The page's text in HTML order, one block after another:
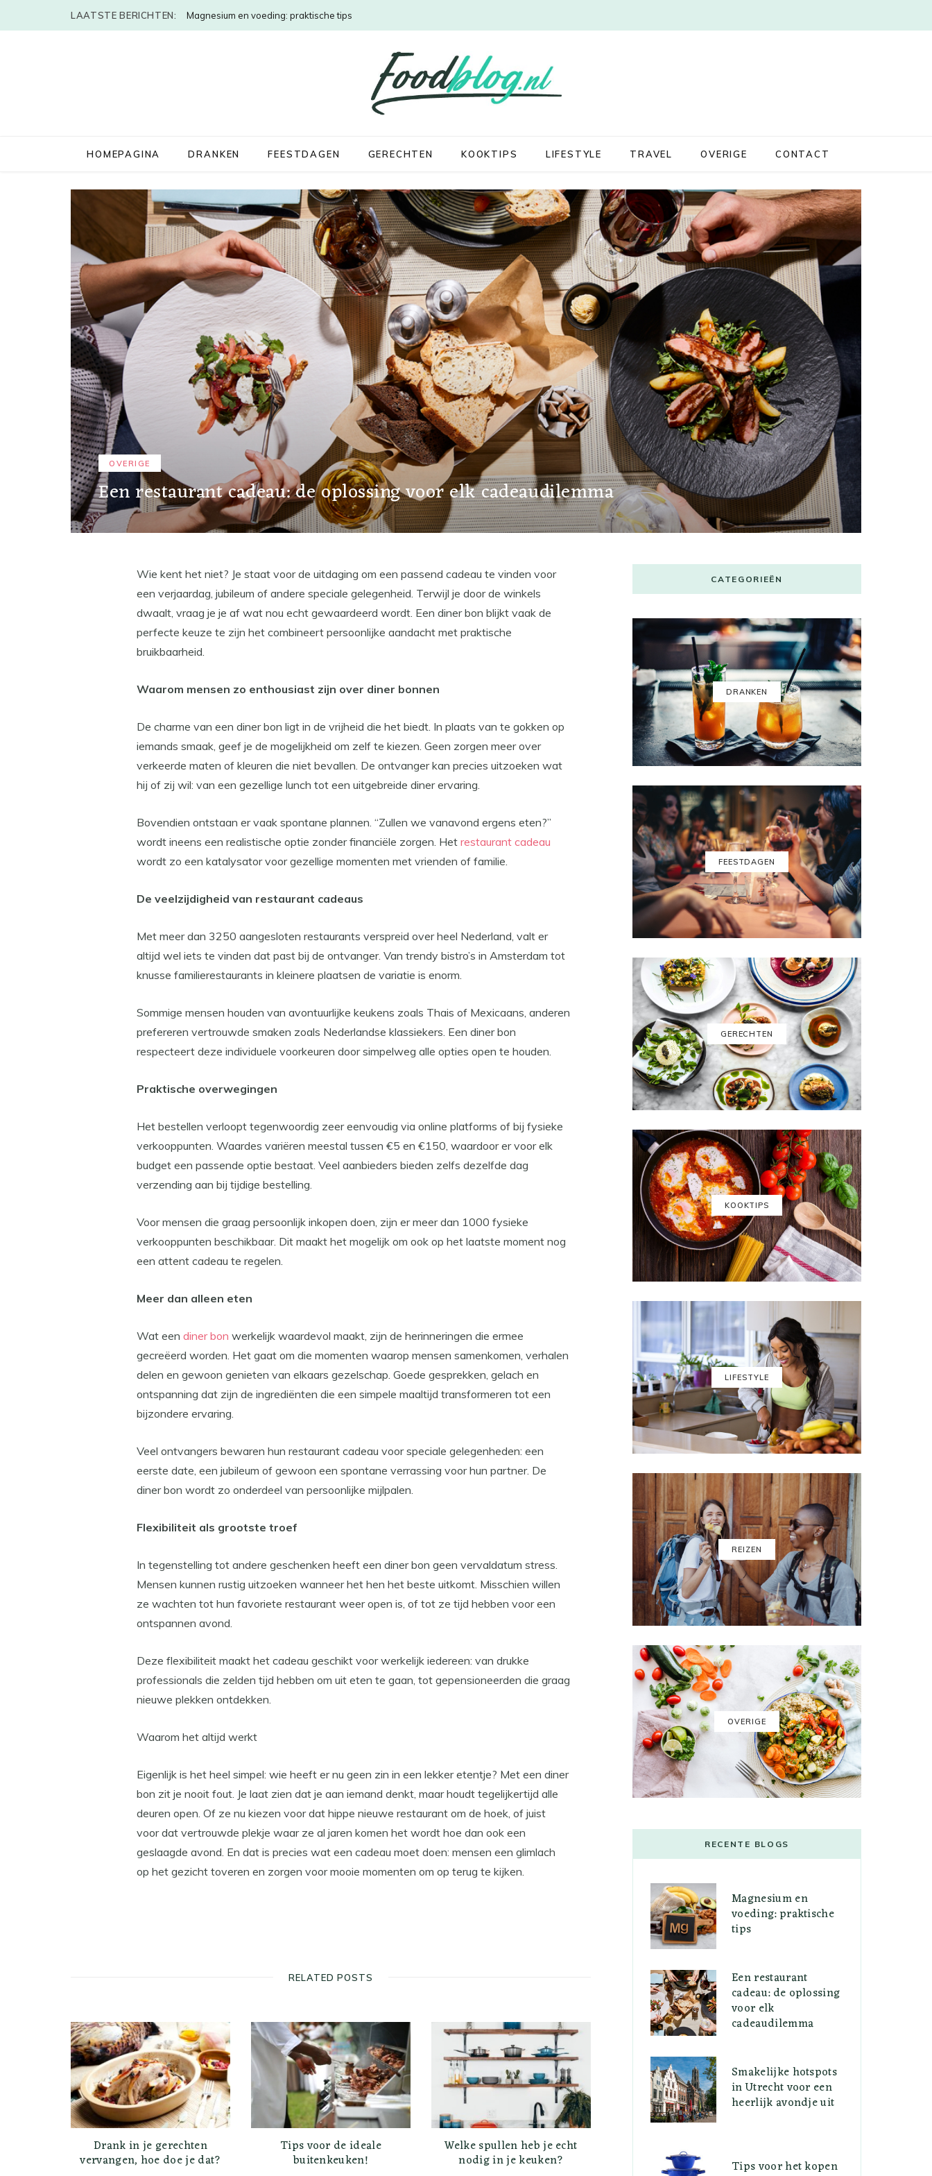
LAATSTE BERICHTEN: Magnesium en voeding: praktische tips
HOMEPAGINA DRANKEN FEESTDAGEN GERECHTEN KOOKTIPS LIFESTYLE TRAVEL OVERIGE CONTACT
OVERIGE
Een restaurant cadeau: de oplossing voor elk cadeaudilemma
Wie kent het niet? Je staat voor de uitdaging om een passend cadeau te vinden voor
een verjaardag, jubileum of andere speciale gelegenheid. Terwijl je door de winkels
dwaalt, vraag je je af wat nou echt gewaardeerd wordt. Een diner bon blijkt vaak de
perfecte keuze te zijn het combineert persoonlijke aandacht met praktische
bruikbaarheid.
Waarom mensen zo enthousiast zijn over diner bonnen
De charme van een diner bon ligt in de vrijheid die het biedt. In plaats van te gokken op
iemands smaak, geef je de mogelijkheid om zelf te kiezen. Geen zorgen meer over
verkeerde maten of kleuren die niet bevallen. De ontvanger kan precies uitzoeken wat
hij of zij wil: van een gezellige lunch tot een uitgebreide diner ervaring.
Bovendien ontstaan er vaak spontane plannen. “Zullen we vanavond ergens eten?”
wordt ineens een realistische optie zonder financiële zorgen. Het restaurant cadeau
wordt zo een katalysator voor gezellige momenten met vrienden of familie.
De veelzijdigheid van restaurant cadeaus
Met meer dan 3250 aangesloten restaurants verspreid over heel Nederland, valt er
altijd wel iets te vinden dat past bij de ontvanger. Van trendy bistro’s in Amsterdam tot
knusse familierestaurants in kleinere plaatsen de variatie is enorm.
Sommige mensen houden van avontuurlijke keukens zoals Thais of Mexicaans, anderen
prefereren vertrouwde smaken zoals Nederlandse klassiekers. Een diner bon
respecteert deze individuele voorkeuren door simpelweg alle opties open te houden.
Praktische overwegingen
Het bestellen verloopt tegenwoordig zeer eenvoudig via online platforms of bij fysieke
verkooppunten. Waardes variëren meestal tussen €5 en €150, waardoor er voor elk
budget een passende optie bestaat. Veel aanbieders bieden zelfs dezelfde dag
verzending aan bij tijdige bestelling.
Voor mensen die graag persoonlijk inkopen doen, zijn er meer dan 1000 fysieke
verkooppunten beschikbaar. Dit maakt het mogelijk om ook op het laatste moment nog
een attent cadeau te regelen.
Meer dan alleen eten
Wat een diner bon werkelijk waardevol maakt, zijn de herinneringen die ermee
gecreëerd worden. Het gaat om die momenten waarop mensen samenkomen, verhalen
delen en gewoon genieten van elkaars gezelschap. Goede gesprekken, gelach en
ontspanning dat zijn de ingrediënten die een simpele maaltijd transformeren tot een
bijzondere ervaring.
Veel ontvangers bewaren hun restaurant cadeau voor speciale gelegenheden: een
eerste date, een jubileum of gewoon een spontane verrassing voor hun partner. De
diner bon wordt zo onderdeel van persoonlijke mijlpalen.
Flexibiliteit als grootste troef
In tegenstelling tot andere geschenken heeft een diner bon geen vervaldatum stress.
Mensen kunnen rustig uitzoeken wanneer het hen het beste uitkomt. Misschien willen
ze wachten tot hun favoriete restaurant weer open is, of tot ze tijd hebben voor een
ontspannen avond.
Deze flexibiliteit maakt het cadeau geschikt voor werkelijk iedereen: van drukke
professionals die zelden tijd hebben om uit eten te gaan, tot gepensioneerden die graag
nieuwe plekken ontdekken.
Waarom het altijd werkt
Eigenlijk is het heel simpel: wie heeft er nu geen zin in een lekker etentje? Met een diner
bon zit je nooit fout. Je laat zien dat je aan iemand denkt, maar houdt tegelijkertijd alle
deuren open. Of ze nu kiezen voor dat hippe nieuwe restaurant om de hoek, of juist
voor dat vertrouwde plekje waar ze al jaren komen het wordt hoe dan ook een
geslaagde avond. En dat is precies wat een cadeau moet doen: mensen een glimlach
op het gezicht toveren en zorgen voor mooie momenten om op terug te kijken.
RELATED POSTS
Drank in je gerechten
vervangen, hoe doe je dat?
Tips voor de ideale
buitenkeuken!
Welke spullen heb je echt
nodig in je keuken?
CATEGORIEËN
DRANKEN
FEESTDAGEN
GERECHTEN
KOOKTIPS
LIFESTYLE
REIZEN
OVERIGE
RECENTE BLOGS
Magnesium en
voeding: praktische
tips
Een restaurant
cadeau: de oplossing
voor elk
cadeaudilemma
Smakelijke hotspots
in Utrecht voor een
heerlijk avondje uit
Tips voor het kopen